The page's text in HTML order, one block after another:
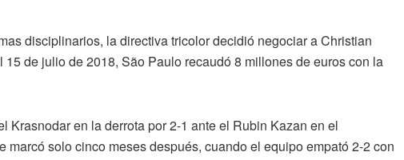
disciplinarios, la directiva tricolor decidió negociar a Christian
de julio de 2018, São Paulo recaudó 8 millones de euros con la
Krasnodar en la derrota por 2-1 ante el Rubin Kazan en el
marcó solo cinco meses después, cuando el equipo empató 2-2 con